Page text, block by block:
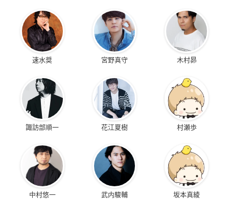
速水奨 宮野真守 木村昴
諏訪部順一 花江夏樹 村瀬歩
中村悠一 武内駿輔 坂本真綾